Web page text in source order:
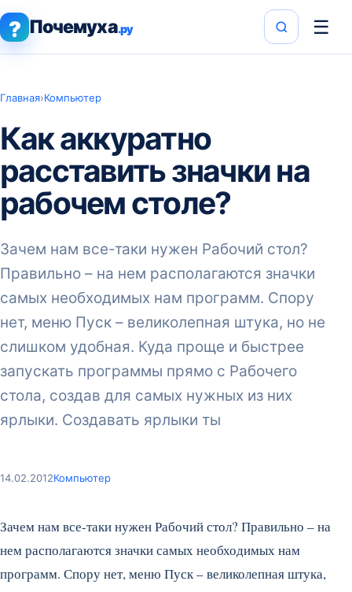
? Почемуха.ру ☰
Главная›Компьютер
Как аккуратно
расставить значки на
рабочем столе?
Зачем нам все-таки нужен Рабочий стол?
Правильно – на нем располагаются значки
самых необходимых нам программ. Спору
нет, меню Пуск – великолепная штука, но не
слишком удобная. Куда проще и быстрее
запускать программы прямо с Рабочего
стола, создав для самых нужных из них
ярлыки. Создавать ярлыки ты
14.02.2012Компьютер
Зачем нам все-таки нужен Рабочий стол? Правильно – на
нем располагаются значки самых необходимых нам
программ. Спору нет, меню Пуск – великолепная штука,